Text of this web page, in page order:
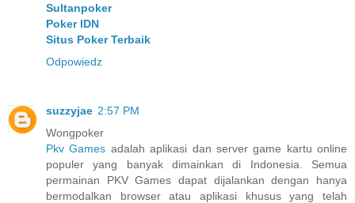
Sultanpoker
Poker IDN
Situs Poker Terbaik
Odpowiedz
suzzyjae 2:57 PM
Wongpoker
Pkv Games adalah aplikasi dan server game kartu online
populer yang banyak dimainkan di Indonesia. Semua
permainan PKV Games dapat dijalankan dengan hanya
bermodalkan browser atau aplikasi khusus yang telah